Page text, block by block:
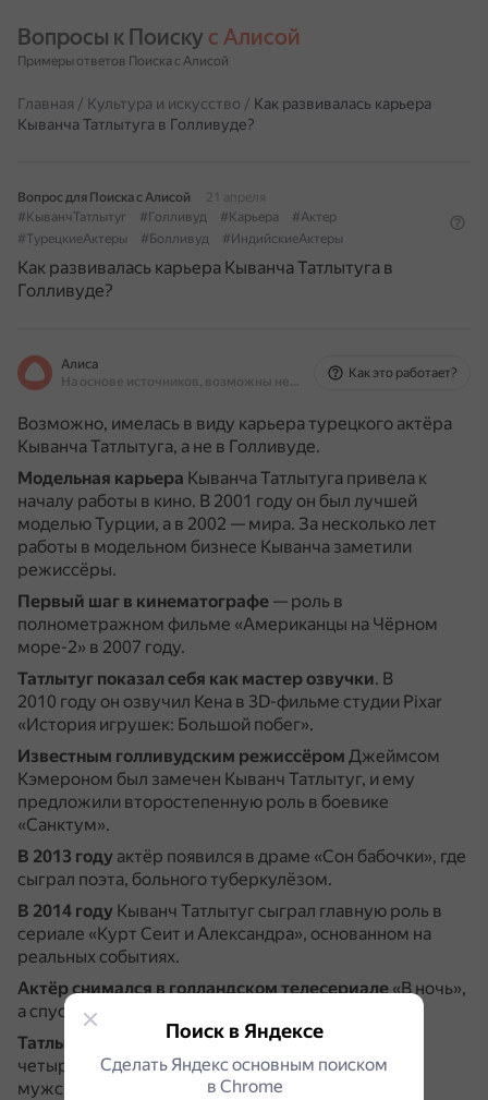
Вопросы к Поиску с Алисой
Примеры ответов Поиска с Алисой
Главная / Культура и искусство / Как развивалась карьера
Кыванча Татлытуга в Голливуде?
Вопрос для Поиска с Алисой
21 апреля
#КыванчТатлытуг
#Голливуд #Карьера
#Актер
#ТурецкиеАктеры
#Болливуд #ИндийскиеАктеры
Как развивалась карьера Кыванча Татлытуга в
Голливуде?
Алиса
На основе источников, возможны неточности
Как это работает?
Возможно, имелась в виду карьера турецкого актёра
Кыванча Татлытуга, а не в Голливуде.
Модельная карьера Кыванча Татлытуга привела к
началу работы в кино. В 2001 году он был лучшей
моделью Турции, а в 2002 — мира. За несколько лет
работы в модельном бизнесе Кыванча заметили
режиссёры.
Первый шаг в кинематографе — роль в
полнометражном фильме «Американцы на Чёрном
море-2» в 2007 году.
Татлытуг показал себя как мастер озвучки. В
2010 году он озвучил Кена в 3D-фильме студии Pixar
«История игрушек: Большой побег».
Известным голливудским режиссёром Джеймсом
Кэмероном был замечен Кыванч Татлытуг, и ему
предложили второстепенную роль в боевике
«Санктум».
В 2013 году актёр появился в драме «Сон бабочки», где
сыграл поэта, больного туберкулёзом.
В 2014 году Кыванч Татлытуг сыграл главную роль в
сериале «Курт Сеит и Александра», основанном на
реальных событиях.
Актёр снимался в голландском телесериале«В ночь»,
а спустя год — в телесериале «Подводная лодка».
Татлытуг получил несколько наград, в том числе
четыре премии «Золотая бабочка» за лучшую
мужскую роль за роли в сериалах «Спроси меня о
Поиск в Яндексе
Сделать Яндекс основным поиском
в Сhrome